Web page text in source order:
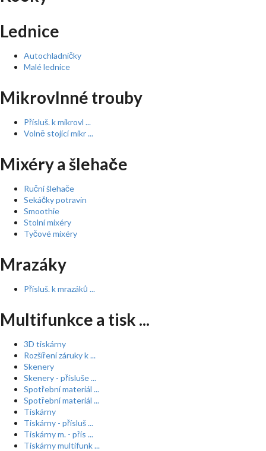
Lednice
Autochladničky
Malé lednice
Mikrovlnné trouby
Přísluš. k mikrovl ...
Volně stojící mikr ...
Mixéry a šlehače
Ruční šlehače
Sekáčky potravin
Smoothie
Stolní mixéry
Tyčové mixéry
Mrazáky
Přísluš. k mrazáků ...
Multifunkce a tisk ...
3D tiskárny
Rozšíření záruky k ...
Skenery
Skenery - přísluše ...
Spotřební materiál ...
Spotřební materiál ...
Tiskárny
Tiskárny - přísluš ...
Tiskárny m. - přís ...
Tiskárny multifunk ...